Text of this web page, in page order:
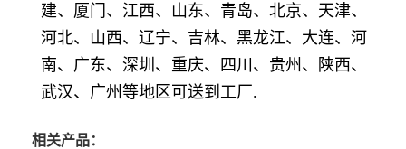
建、厦门、江西、山东、青岛、北京、天津、
河北、山西、辽宁、吉林、黑龙江、大连、河
南、广东、深圳、重庆、四川、贵州、陕西、
武汉、广州等地区可送到工厂.
相关产品：